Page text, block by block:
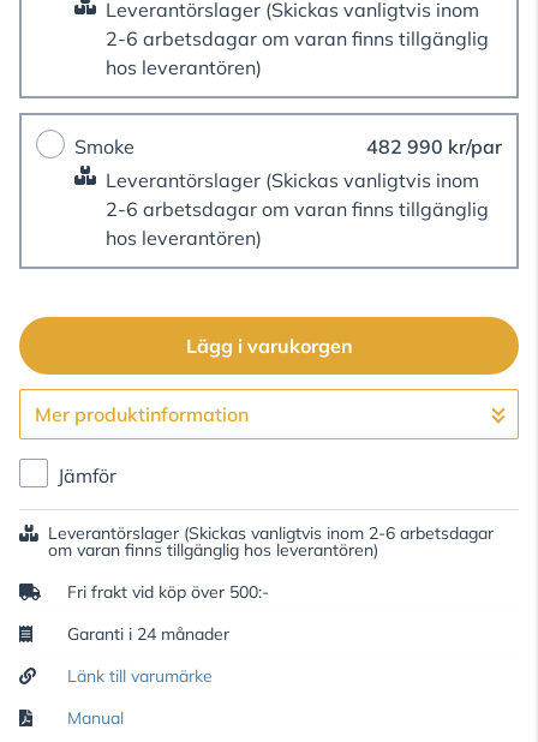
Leverantörslager (Skickas vanligtvis inom
2-6 arbetsdagar om varan finns tillgänglig
hos leverantören)
Smoke
482 990 kr/par
Leverantörslager (Skickas vanligtvis inom
2-6 arbetsdagar om varan finns tillgänglig
hos leverantören)
Lägg i varukorgen
Gå till kassan
Mer produktinformation
Jämför
Leverantörslager (Skickas vanligtvis inom 2-6 arbetsdagar
om varan finns tillgänglig hos leverantören)
Fri frakt vid köp över 500:-
Garanti i 24 månader
Länk till varumärke
Manual